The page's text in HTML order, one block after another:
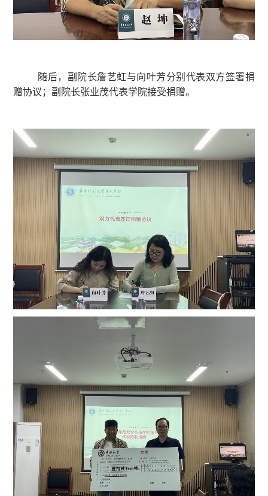
随后，副院长詹艺虹与向叶芳分别代表双方签署捐
赠协议；副院长张业茂代表学院接受捐赠。